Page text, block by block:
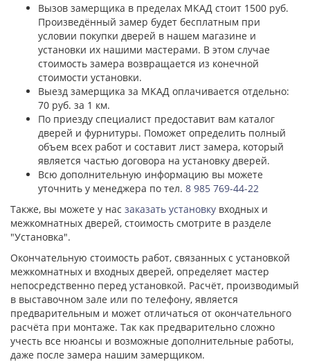
Вызов замерщика в пределах МКАД стоит 1500 руб.
Произведённый замер будет бесплатным при
условии покупки дверей в нашем магазине и
установки их нашими мастерами. В этом случае
стоимость замера возвращается из конечной
стоимости установки.
Выезд замерщика за МКАД оплачивается отдельно:
70 руб. за 1 км.
По приезду специалист предоставит вам каталог
дверей и фурнитуры. Поможет определить полный
объем всех работ и составит лист замера, который
является частью договора на установку дверей.
Всю дополнительную информацию вы можете
уточнить у менеджера по тел. 8 985 769-44-22
Также, вы можете у нас заказать установку входных и
межкомнатных дверей, стоимость смотрите в разделе
"Установка".
Окончательную стоимость работ, связанных с установкой
межкомнатных и входных дверей, определяет мастер
непосредственно перед установкой. Расчёт, производимый
в выставочном зале или по телефону, является
предварительным и может отличаться от окончательного
расчёта при монтаже. Так как предварительно сложно
учесть все нюансы и возможные дополнительные работы,
даже после замера нашим замерщиком.